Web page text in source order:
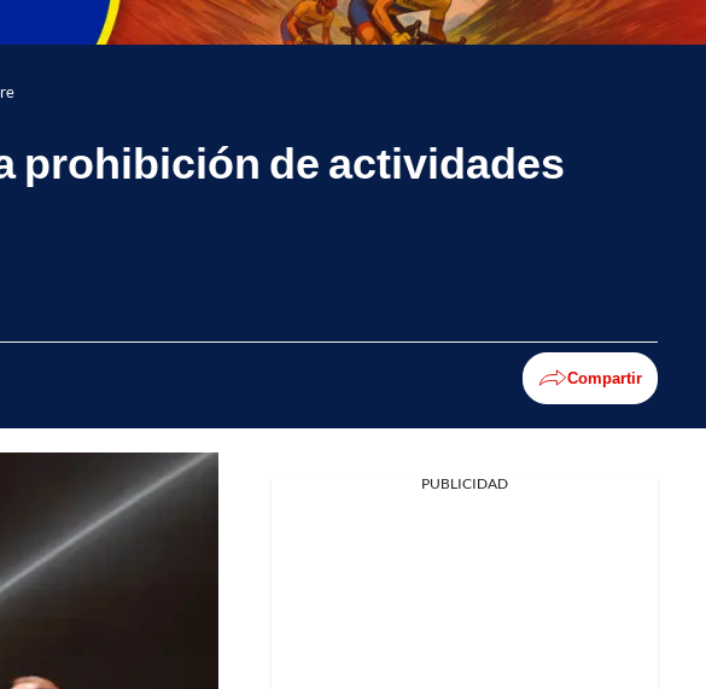
prohibición de actividades
Compartir
PUBLICIDAD